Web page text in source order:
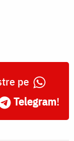
pe
Telegram!